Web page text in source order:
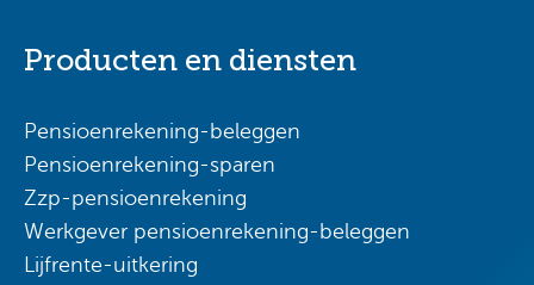
Producten en diensten
Pensioenrekening-beleggen
Pensioenrekening-sparen
Zzp-pensioenrekening
Werkgever pensioenrekening-beleggen
Lijfrente-uitkering